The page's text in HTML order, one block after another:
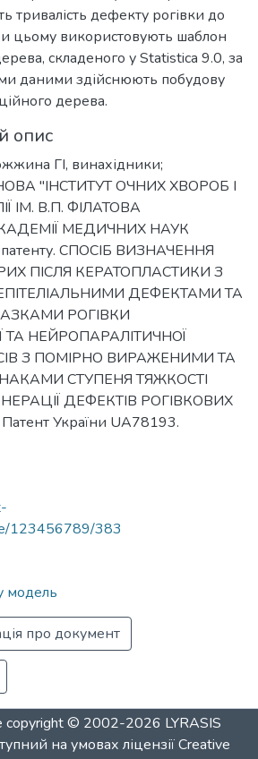
тривалість дефекту рогівки до
цьому використовують шаблон
складеного у Statistica 9.0, за
даними здійснюють побудову
дерева.
опис
ГІ, винахідники;
"ІНСТИТУТ ОЧНИХ ХВОРОБ І
ІМ. В.П. ФІЛАТОВА
МЕДИЧНИХ НАУК
СПОСІБ ВИЗНАЧЕННЯ
ПІСЛЯ КЕРАТОПЛАСТИКИ З
ДЕФЕКТАМИ ТА
РОГІВКИ
ТА НЕЙРОПАРАЛІТИЧНОЇ
З ПОМІРНО ВИРАЖЕНИМИ ТА
СТУПЕНЯ ТЯЖКОСТІ
ДЕФЕКТІВ РОГІВКОВИХ
України UA78193.
123456789/383
модель
про документ
copyright © 2002-2026 LYRASIS
на умовах ліцензіїCreative